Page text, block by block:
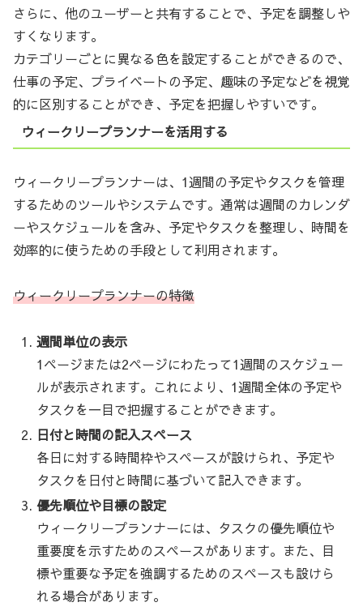
さらに、他のユーザーと共有することで、予定を調整しや
すくなります。
カテゴリーごとに異なる色を設定することができるので、
仕事の予定、プライベートの予定、趣味の予定などを視覚
的に区別することができ、予定を把握しやすいです。
ウィークリープランナーを活用する
ウィークリープランナーは、1週間の予定やタスクを管理
するためのツールやシステムです。通常は週間のカレンダ
ーやスケジュールを含み、予定やタスクを整理し、時間を
効率的に使うための手段として利用されます。
ウィークリープランナーの特徴
週間単位の表示
1ページまたは2ページにわたって1週間のスケジュー
ルが表示されます。これにより、1週間全体の予定や
タスクを一目で把握することができます。
日付と時間の記入スペース
各日に対する時間枠やスペースが設けられ、予定や
タスクを日付と時間に基づいて記入できます。
優先順位や目標の設定
ウィークリープランナーには、タスクの優先順位や
重要度を示すためのスペースがあります。また、目
標や重要な予定を強調するためのスペースも設けら
れる場合があります。